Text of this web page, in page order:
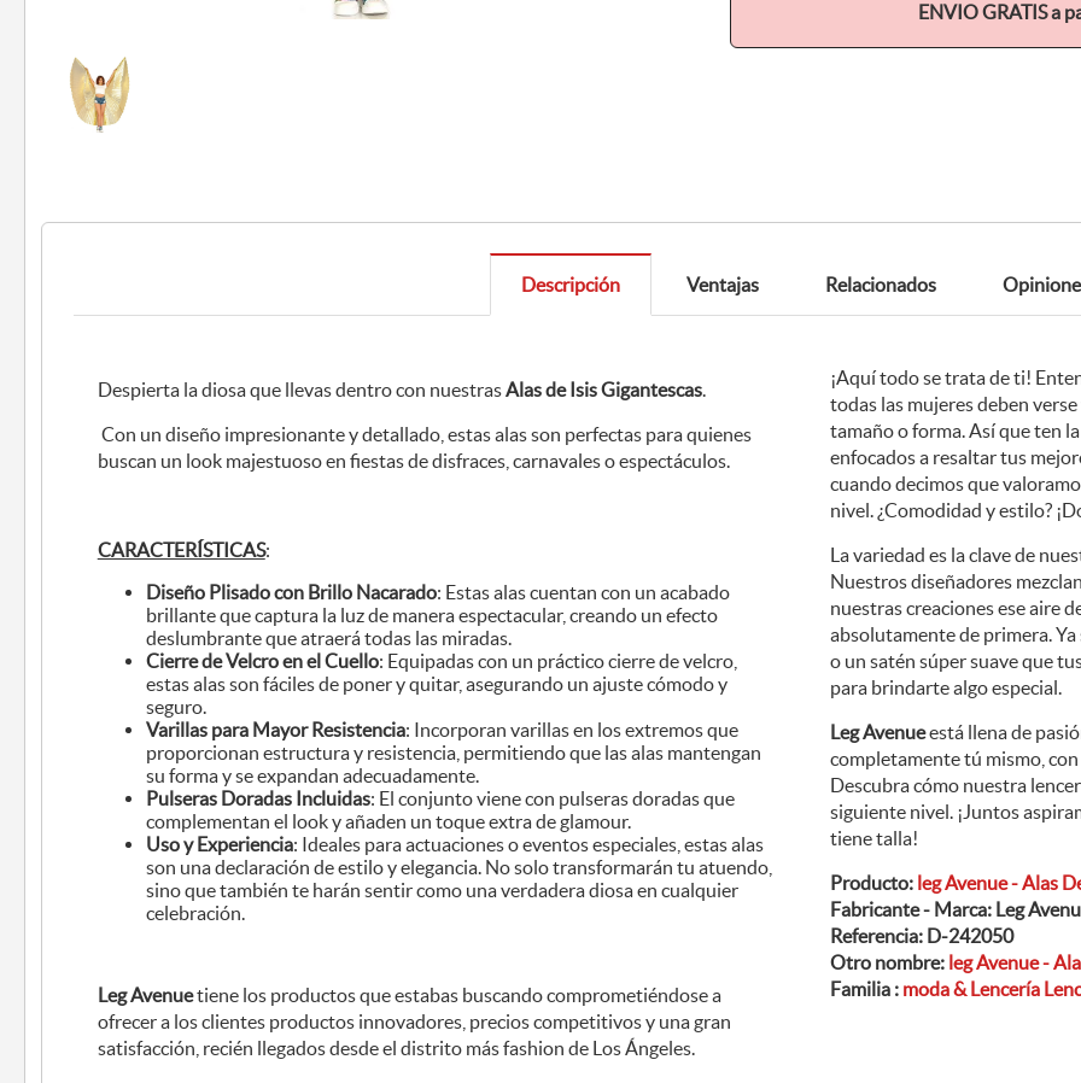
ENVIO GRATIS a
Descripción Ventajas Relacionados
Despierta la diosa que llevas dentro con nuestrasAlas de Isis Gigantescas.
Con un diseño impresionante y detallado, estas alas son perfectas para quienes
buscan un look majestuoso en fiestas de disfraces, carnavales o espectáculos.
CARACTERÍSTICAS:
Diseño Plisado con Brillo Nacarado: Estas alas cuentan con un acabado
brillante que captura la luz de manera espectacular, creando un efecto
deslumbrante que atraerá todas las miradas.
Cierre de Velcro en el Cuello: Equipadas con un práctico cierre de velcro,
estas alas son fáciles de poner y quitar, asegurando un ajuste cómodo y
seguro.
Varillas para Mayor Resistencia: Incorporan varillas en los extremos que
proporcionan estructura y resistencia, permitiendo que las alas mantengan
su forma y se expandan adecuadamente.
Pulseras Doradas Incluidas: El conjunto viene con pulseras doradas que
complementan el look y añaden un toque extra de glamour.
Uso y Experiencia: Ideales para actuaciones o eventos especiales, estas alas
son una declaración de estilo y elegancia. No solo transformarán tu atuendo,
sino que también te harán sentir como una verdadera diosa en cualquier
celebración.
Leg Avenuetiene los productos que estabas buscando comprometiéndose a
ofrecer a los clientes productos innovadores, precios competitivos y una gran
satisfacción, recién llegados desde el distrito más fashion de Los Ángeles.
¡Aquí todo se trata de ti!
todas las mujeres deben
tamaño o forma. Así que ten
enfocados a resaltar tus
cuando decimos que
nivel. ¿Comodidad y estilo?
La variedad es la clave de
Nuestros diseñadores
nuestras creaciones ese aire
absolutamente de primera.
o un satén súper suave que
para brindarte algo especial.
Leg Avenueestá llena de
completamente tú mismo,
Descubra cómo nuestra
siguiente nivel. ¡Juntos
tiene talla!
Producto: leg Avenue - Alas
Fabricante - Marca: Leg
Referencia: D-242050
Otro nombre: leg Avenue -
Familia : moda & Lencería